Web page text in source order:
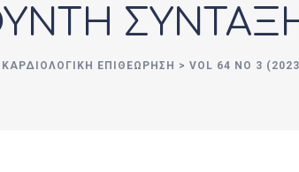
ΕΠΙΘΕΩΡΗΣΗ > VOL 64 NO 3